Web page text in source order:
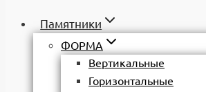
Памятники
ФОРМА
Вертикальные
Горизонтальные